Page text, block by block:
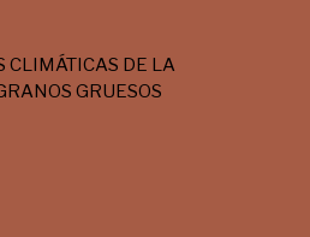
CLIMÁTICAS DE LA
GRUESOS